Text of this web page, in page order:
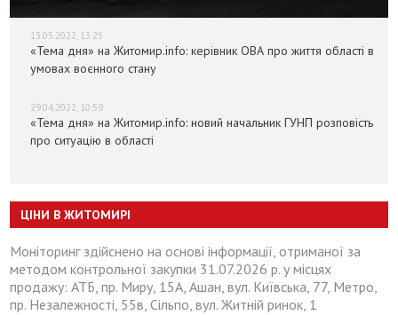
13.05.2022, 13:25
«Тема дня» на Житомир.info: керівник ОВА про життя області в
умовах воєнного стану
29.04.2022, 10:59
«Тема дня» на Житомир.info: новий начальник ГУНП розповість
про ситуацію в області
ЦІНИ В ЖИТОМИРІ
Моніторинг здійснено на основі інформації, отриманої за
методом контрольної закупки 31.07.2026 р. у місцях
продажу: АТБ, пр. Миру, 15А, Ашан, вул. Київська, 77, Метро,
пр. Незалежності, 55в, Сільпо, вул. Житній ринок, 1